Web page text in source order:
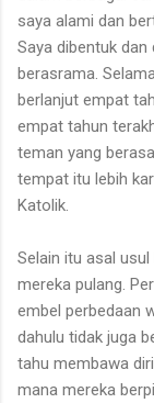
saya alami dan
Saya dibentuk
berasrama.
berlanjut empat
empat tahun
teman yang
tempat itu lebih
Katolik.
Selain itu asal
mereka pulang.
embel perbedaan
dahulu tidak juga
tahu membawa
mana mereka